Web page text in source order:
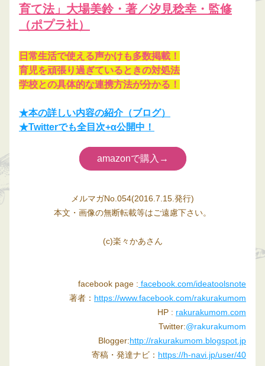
育て法」大場美鈴・著／汐見稔幸・監修
（ポプラ社）
日常生活で使える声かけも多数掲載！
育児を頑張り過ぎているときの対処法
学校との具体的な連携方法が分かる！
★本の詳しい内容の紹介（ブログ）
★Twitterでも全目次+α公開中！
amazonで購入→
メルマガNo.054(2016.7.15.発行)
本文・画像の無断転載等はご遠慮下さい。
(c)楽々かあさん
facebook page : facebook.com/ideatoolsnote
著者： https://www.facebook.com/rakurakumom
HP : rakurakumom.com
Twitter:@rakurakumom
Blogger:http://rakurakumom.blogspot.jp
寄稿・発達ナビ： https://h-navi.jp/user/40